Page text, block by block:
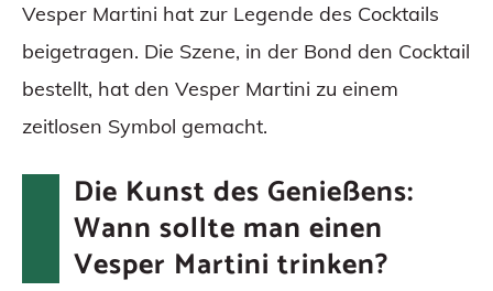
Vesper Martini hat zur Legende des Cocktails
beigetragen. Die Szene, in der Bond den Cocktail
bestellt, hat den Vesper Martini zu einem
zeitlosen Symbol gemacht.
Die Kunst des Genießens:
Wann sollte man einen
Vesper Martini trinken?